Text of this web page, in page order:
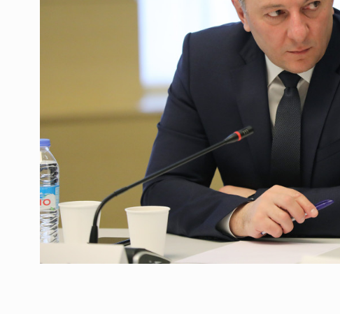
6
ოთარ შამუგია ბაქოში
მინისტერიალზე სიტყვით…
10/05/2022
7
გოგიტა თოდრაძე
სტატისტიკის ეროვნული